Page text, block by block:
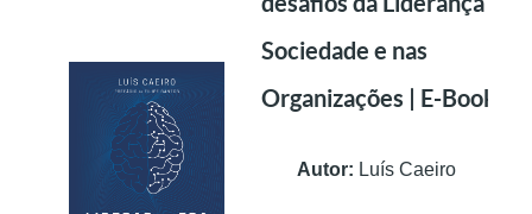
Sociedade e nas
Organizações | E-Book
Autor: Luís Caeiro